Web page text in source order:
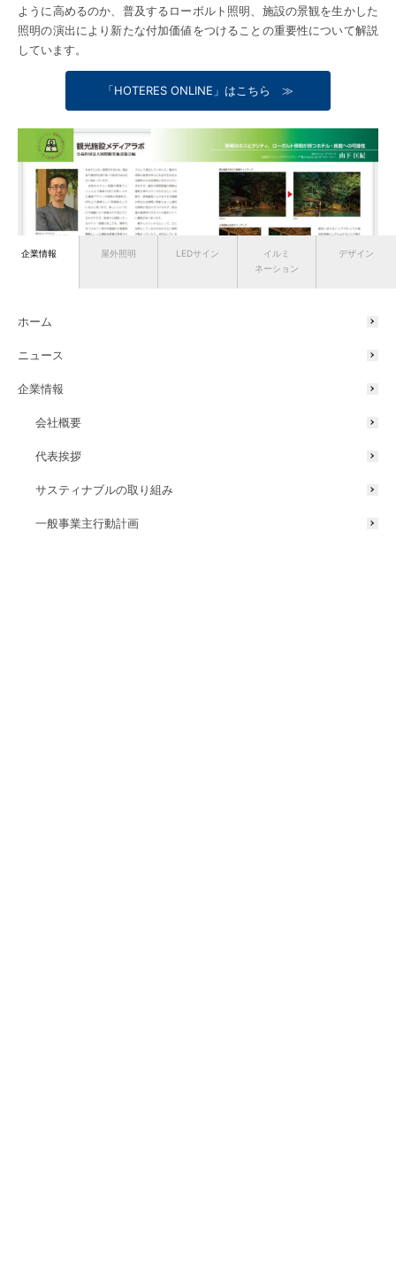
企業情報 屋外照明 LEDサイン
イルミ
ネーション
デザイン
ホーム
ニュース
企業情報
会社概要
代表挨拶
サスティナブルの取り組み
一般事業主行動計画
ように高めるのか、普及するローボルト照明、施設の景観を生かした
照明の演出により新たな付加価値をつけることの重要性について解説
しています。
「HOTERES ONLINE」はこちら ≫